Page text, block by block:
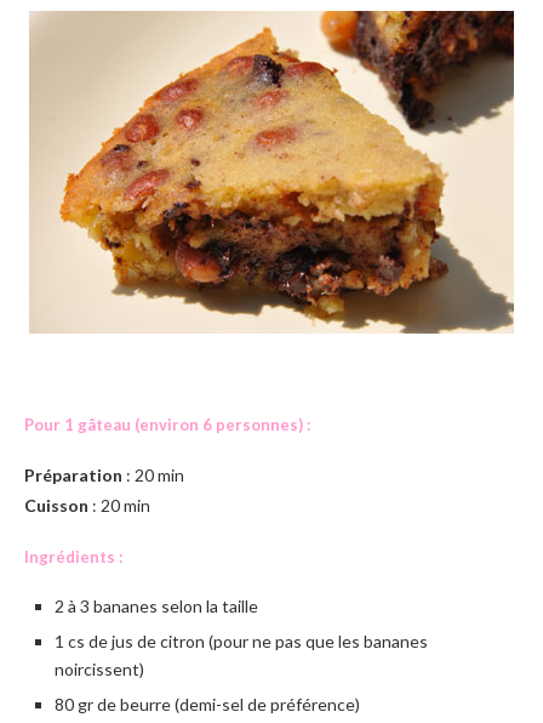
Pour 1 gâteau (environ 6 personnes) :
Préparation : 20 min
Cuisson : 20 min
Ingrédients :
2 à 3 bananes selon la taille
1 cs de jus de citron (pour ne pas que les bananes
noircissent)
80 gr de beurre (demi-sel de préférence)